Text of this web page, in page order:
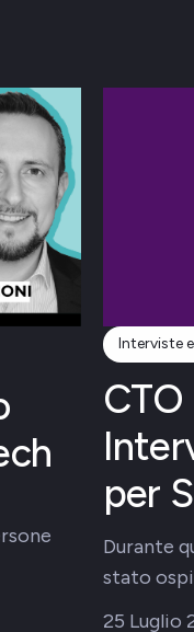
Interviste
CTO
per
Durante
stato
25 Luglio